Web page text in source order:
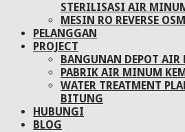
STERILISASI AIR
MESIN RO REVERSE
PELANGGAN
PROJECT
BANGUNAN DEPOT
PABRIK AIR MINUM
WATER TREATMENT
BITUNG
HUBUNGI
BLOG